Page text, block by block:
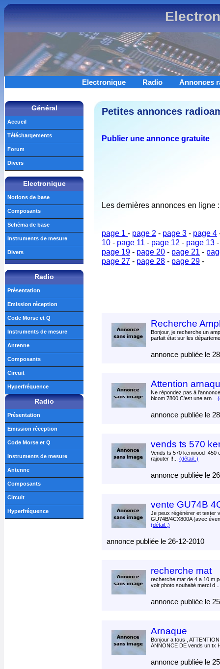
Electronique Radio Annonces
Petites annonces
Publier une annonce gratuite
Les dernières annonces en ligne :
page 1 - page 2 - page 3 - page 4
10 - page 11 - page 12 - page 13
page 19 - page 20 - page 21 -
page 27 - page 28 - page 29 -
Recherche
Bonjour, je recherche un
parfait état sur les
annonce publiée le
Attention
Ne répondez pas à
bicom 7800 C'est une arn...
annonce publiée le
vends ts 570
Vends ts 570 kenwood ,450
rajouter !!... (détail..)
annonce publiée le
vente GU74B
Je peux régénérer et tester
GU74B/4CX800A (avec
(détail..)
annonce publiée le 26-12-2010
recherche mat
recherche mat de 4 a 10 m
voir photo souhaité merci d
annonce publiée le
Arnaque
Bonjour a tous ,
ANNONCE DE vends un tx
annonce publiée le
Général
Accueil
Téléchargements
Forum
Divers
Electronique
Notions de base
Composants
Schéma de base
Instruments de mesure
Divers
Radio
Présentation
Emission réception
Code Morse et Q
Instruments de mesure
Antenne
Composants
Circuit
Hyperfréquence
Radio
Présentation
Emission réception
Code Morse et Q
Instruments de mesure
Antenne
Composants
Circuit
Hyperfréquence